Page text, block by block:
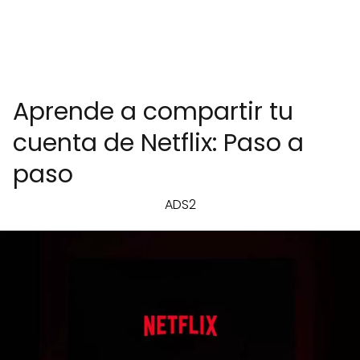
Aprende a compartir tu
cuenta de Netflix: Paso a
paso
ADS2